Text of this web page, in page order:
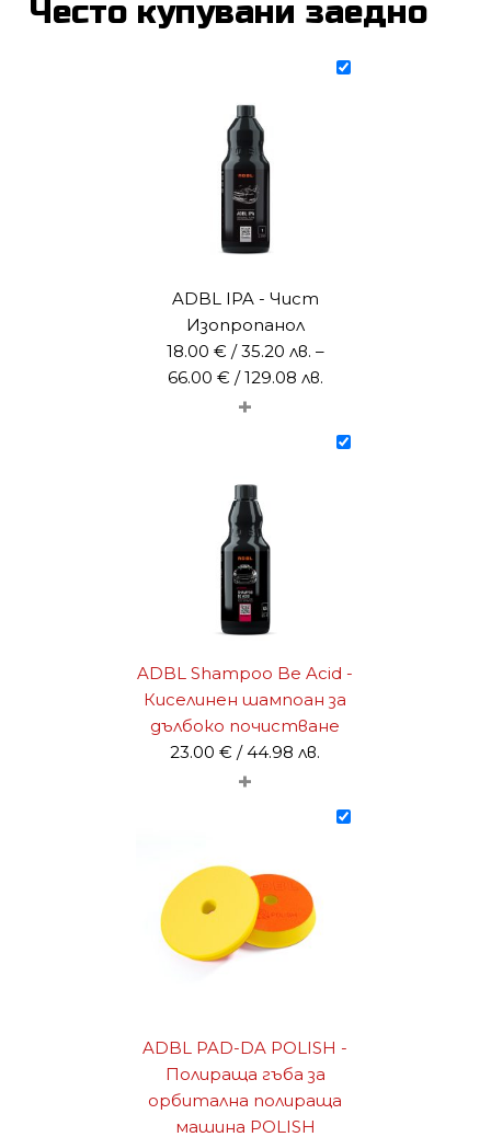
Често купувани заедно
ADBL IPA - Чист
Изопропанол
18.00 € / 35.20 лв. –
66.00 € / 129.08 лв.Price
+
ADBL Shampoo Be Acid -
Киселинен шампоан за
дълбоко почистване
23.00€ / 44.98 лв.
+
ADBL PAD-DA POLISH -
Полираща гъба за
орбитална полираща
машина POLISH